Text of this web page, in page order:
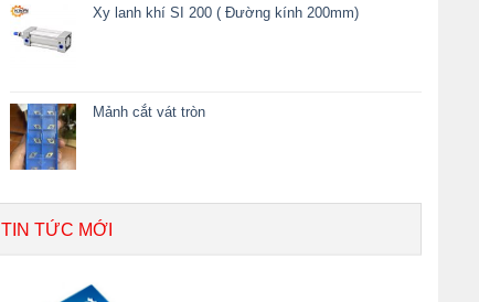
Xy lanh khí SI 200 ( Đường kính 200mm)
Mảnh cắt vát tròn
TIN TỨC MỚI